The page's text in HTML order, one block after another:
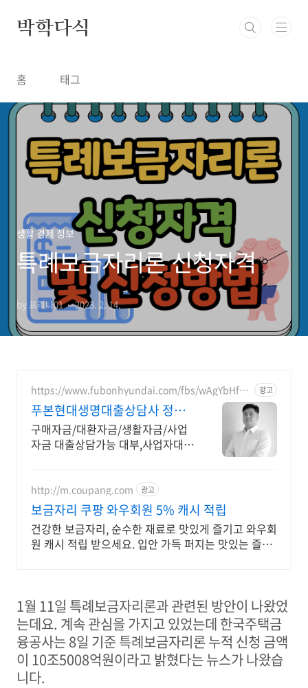
박학다식
홈 태그
생활 경제 정보
특례보금자리론 신청자격
by 프리나01 2023. 2. 14.
https://www.fubonhyundai.com/fbs/wAgYbHfR
광고
푸본현대생명대출상담사 정종
욱
구매자금/대환자금/생활자금/사업
자금 대출상담가능 대부,사업자대출
http://m.coupang.com 광고
보금자리 쿠팡 와우회원 5% 캐시 적립
건강한 보금자리, 순수한 재료로 맛있게 즐기고 와우회
원 캐시 적립 받으세요. 입안 가득 퍼지는 맛있는 즐거
1월 11일 특례보금자리론과 관련된 방안이 나왔었
는데요. 계속 관심을 가지고 있었는데 한국주택금
융공사는8일 기준 특례보금자리론 누적 신청 금액
이 10조5008억원이라고 밝혔다는 뉴스가 나왔습
니다.